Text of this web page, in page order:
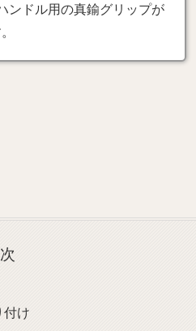
ンドル用の真鍮グリップが
付け